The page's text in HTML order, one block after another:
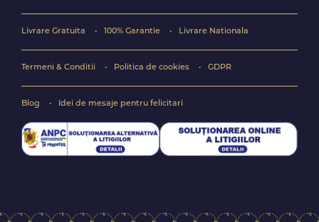
Livrare Gratuita 100% Garantie Livrare Nationala
Termeni & Conditii Politica de cookies GDPR
Blog Idei de mesaje pentru felicitari